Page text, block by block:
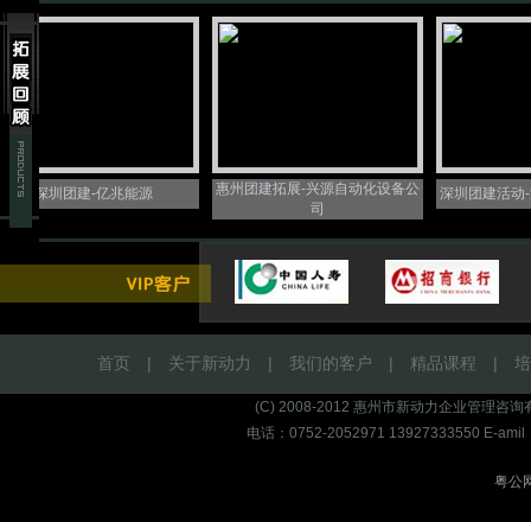
深圳团建-亿兆能源
惠州团建拓展-兴源自动化设备公
深圳团建活动-深
首页 | 关于新动力 | 我们的客户 | 精品课程 |
(C) 2008-2012 惠州市新动力企业管理咨
电话：0752-2052971 13927333550 E-
粤公